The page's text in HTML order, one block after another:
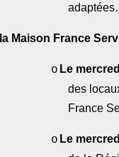
Maison France
o Le
des
France
o Le